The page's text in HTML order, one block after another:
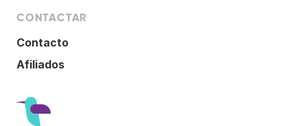
CONTACTAR
Contacto
Afiliados